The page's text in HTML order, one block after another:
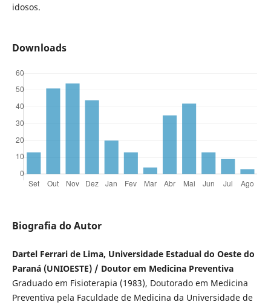
idosos.
Downloads
Biografia do Autor
Dartel Ferrari de Lima, Universidade Estadual do Oeste do
Paraná (UNIOESTE) / Doutor em Medicina Preventiva
Graduado em Fisioterapia (1983), Doutorado em Medicina
Preventiva pela Faculdade de Medicina da Universidade de